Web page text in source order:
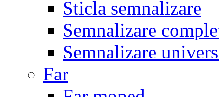
Sticla semnalizare
Semnalizare
Semnalizare
Far